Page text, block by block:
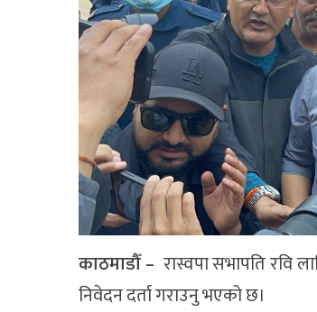
काठमाडौँ – रास्वपा सभापति रवि
निवेदन दर्ता गराउनु भएको छ।